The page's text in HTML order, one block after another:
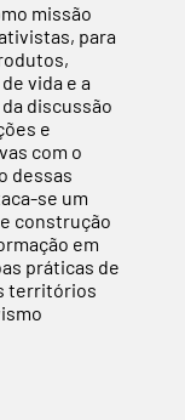
missão
para
vida e a
discussão
e
com o
dessas
se um
construção
em
práticas de
territórios